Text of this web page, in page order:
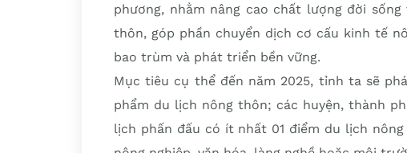
phương, nhằm nâng cao chất lượng đời
thôn, góp phần chuyển dịch cơ cấu kinh tế
bao trùm và phát triển bền vững.
Mục tiêu cụ thể đến năm 2025, tỉnh ta sẽ
phẩm du lịch nông thôn; các huyện, thành
lịch phấn đấu có ít nhất 01 điểm du lịch